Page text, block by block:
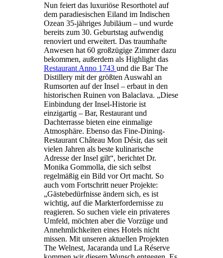
Nun feiert das luxuriöse Resorthotel auf
dem paradiesischen Eiland im Indischen
Ozean 35-jähriges Jubiläum – und wurde
bereits zum 30. Geburtstag aufwendig
renoviert und erweitert. Das traumhafte
Anwesen hat 60 großzügige Zimmer dazu
bekommen, außerdem als Highlight das
Restaurant Anno 1743 und die Bar The
Distillery mit der größten Auswahl an
Rumsorten auf der Insel – erbaut in den
historischen Ruinen von Balaclava. „Diese
Einbindung der Insel-Historie ist
einzigartig – Bar, Restaurant und
Dachterrasse bieten eine einmalige
Atmosphäre. Ebenso das Fine-Dining-
Restaurant Château Mon Désir, das seit
vielen Jahren als beste kulinarische
Adresse der Insel gilt“, berichtet Dr.
Monika Gommolla, die sich selbst
regelmäßig ein Bild vor Ort macht. So
auch vom Fortschritt neuer Projekte:
„Gästebedürfnisse ändern sich, es ist
wichtig, auf die Markterfordernisse zu
reagieren. So suchen viele ein privateres
Umfeld, möchten aber die Vorzüge und
Annehmlichkeiten eines Hotels nicht
missen. Mit unseren aktuellen Projekten
The Welnest, Jacaranda und La Réserve